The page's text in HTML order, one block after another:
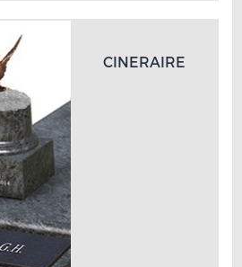
CINERAIRE